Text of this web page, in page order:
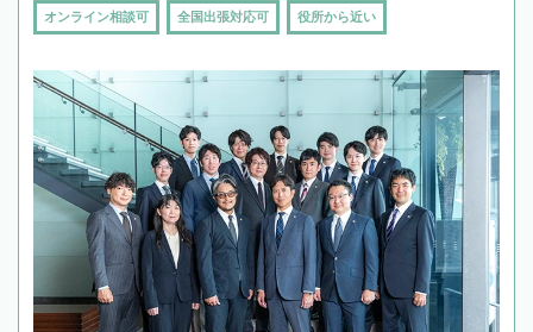
オンライン相談可 全国出張対応可 役所から近い